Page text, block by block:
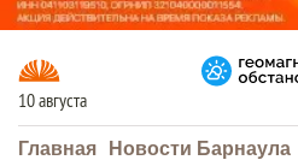
10 августа
Главная Новости Барнаула